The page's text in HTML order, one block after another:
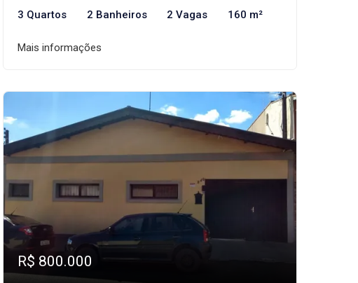
3 Quartos 2 Banheiros 2 Vagas 160 m²
Mais informações
R$ 800.000